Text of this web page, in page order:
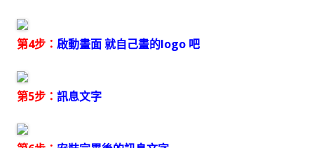
第4步： 啟動畫面 就自己畫的logo 吧
第5步： 訊息文字